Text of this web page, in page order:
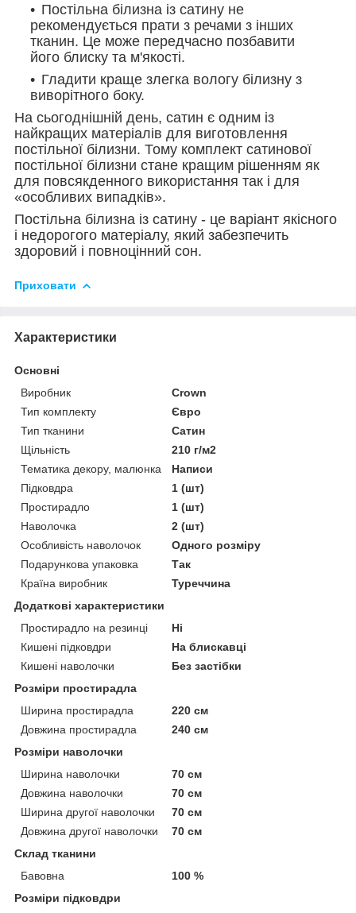
Постільна білизна із сатину не
рекомендується прати з речами з інших
тканин. Це може передчасно позбавити
його блиску та м'якості.
Гладити краще злегка вологу білизну з
виворітного боку.
На сьогоднішній день, сатин є одним із
найкращих матеріалів для виготовлення
постільної білизни. Тому комплект сатинової
постільної білизни стане кращим рішенням як
для повсякденного використання так і для
«особливих випадків».
Постільна білизна із сатину - це варіант якісного
і недорогого матеріалу, який забезпечить
здоровий і повноцінний сон.
Приховати
Характеристики
Основні
Виробник
Crown
Тип комплекту
Євро
Тип тканини
Сатин
Щільність
210 г/м2
Тематика декору, малюнка
Написи
Підковдра
1 (шт)
Простирадло
1 (шт)
Наволочка
2 (шт)
Особливість наволочок
Одного розміру
Подарункова упаковка
Так
Країна виробник
Туреччина
Додаткові характеристики
Простирадло на резинці
Ні
Кишені підковдри
На блискавці
Кишені наволочки
Без застібки
Розміри простирадла
Ширина простирадла
220 см
Довжина простирадла
240 см
Розміри наволочки
Ширина наволочки
70 см
Довжина наволочки
70 см
Ширина другої наволочки
70 см
Довжина другої наволочки
70 см
Склад тканини
Бавовна
100 %
Розміри підковдри